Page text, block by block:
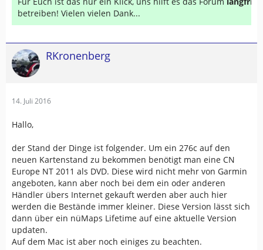
betreiben! Vielen vielen Dank...
RKronenberg
14. Juli 2016
Hallo,
der Stand der Dinge ist folgender. Um ein 276c auf den
neuen Kartenstand zu bekommen benötigt man eine CN
Europe NT 2011 als DVD. Diese wird nicht mehr von Garmin
angeboten, kann aber noch bei dem ein oder anderen
Händler übers Internet gekauft werden aber auch hier
werden die Bestände immer kleiner. Diese Version lässt sich
dann über ein nüMaps Lifetime auf eine aktuelle Version
updaten.
Auf dem Mac ist aber noch einiges zu beachten.